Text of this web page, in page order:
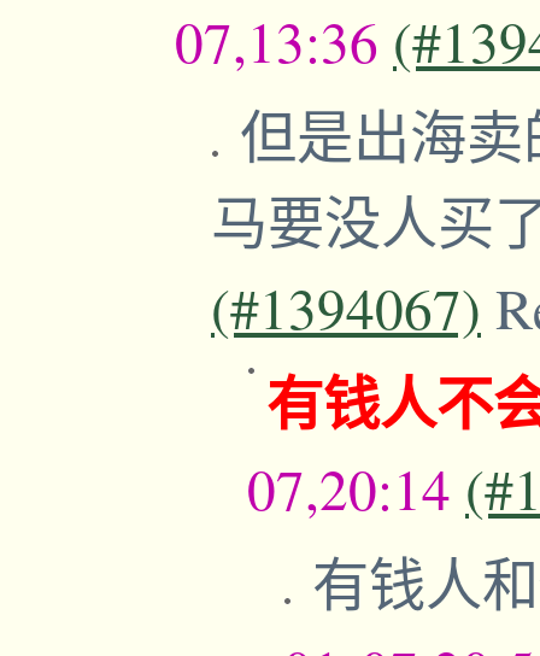
07,13:36
但是出海
马要没人买
(#1394067)
有钱人不
07,20:14
有钱人